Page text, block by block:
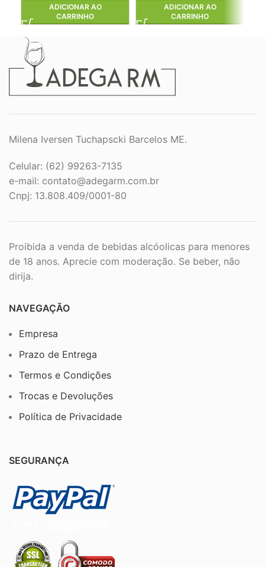
ADICIONAR AO
CARRINHO
ADICIONAR AO
CARRINHO
Milena Iversen Tuchapscki Barcelos ME.
Celular: (62) 99263-7135
e-mail: contato@adegarm.com.br
Cnpj: 13.808.409/0001-80
Proibida a venda de bebidas alcóolicas para menores
de 18 anos. Aprecie com moderação. Se beber, não
dirija.
NAVEGAÇÃO
Empresa
Prazo de Entrega
Termos e Condições
Trocas e Devoluções
Política de Privacidade
SEGURANÇA